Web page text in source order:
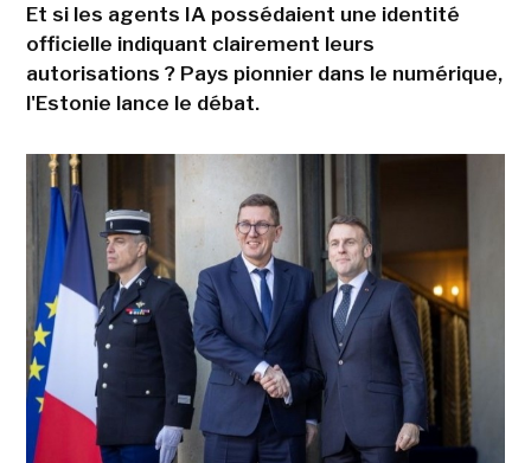
Et si les agents IA possédaient une identité
officielle indiquant clairement leurs
autorisations ? Pays pionnier dans le numérique,
l'Estonie lance le débat.